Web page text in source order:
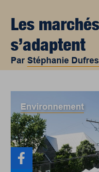
Les
s’adaptent
ParStéphanie
Environnement